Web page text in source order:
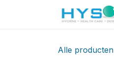
Alle producten